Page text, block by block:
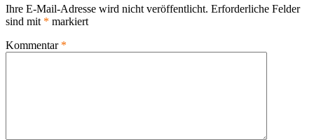
Ihre E-Mail-Adresse wird nicht veröffentlicht. Erforderliche Felder
sind mit * markiert
Kommentar *